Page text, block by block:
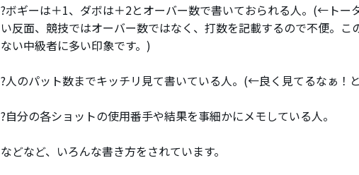
?ボギーは＋1、ダボは＋2とオーバー数で書いておられる人。(←トー
い反面、競技ではオーバー数ではなく、打数を記載するので不便。こ
ない中級者に多い印象です。)
?人のパット数までキッチリ見て書いている人。(←良く見てるなぁ！
?自分の各ショットの使用番手や結果を事細かにメモしている人。
などなど、いろんな書き方をされています。